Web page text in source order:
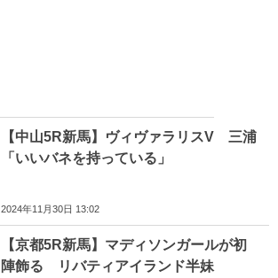
【中山5R新馬】ヴィヴァラリスV 三浦
「いいバネを持っている」
2024年11月30日 13:02
【京都5R新馬】マディソンガールが初
陣飾る リバティアイランド半妹